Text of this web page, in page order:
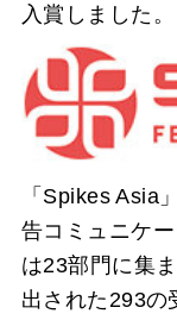
入賞しました。
「Spikes Asia
告コミュニケ
は23部門に集
出された293の